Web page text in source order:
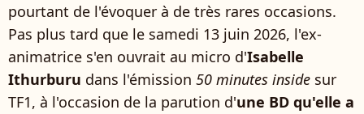
pourtant de l'évoquer à de très rares occasions.
Pas plus tard que le samedi 13 juin 2026, l'ex-
animatrice s'en ouvrait au micro d'Isabelle
Ithurburu dans l'émission 50 minutes inside sur
TF1, à l'occasion de la parution d'une BD qu'elle a